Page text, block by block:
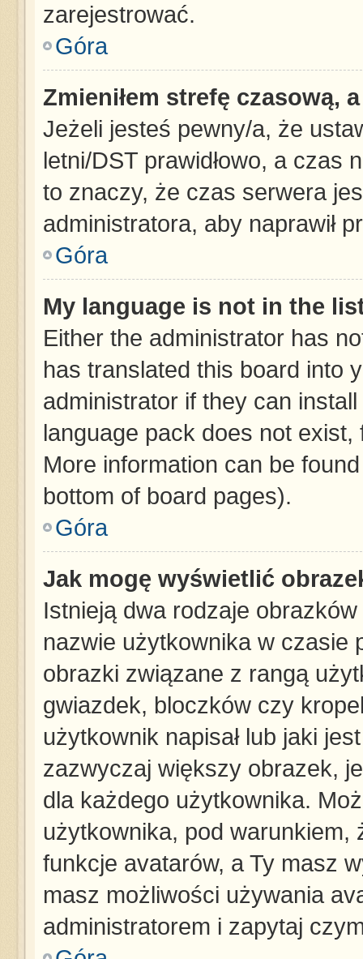
zarejestrować.
Góra
Zmieniłem strefę czasową,
Jeżeli jesteś pewny/a, że
letni/DST prawidłowo, a czas
to znaczy, że czas serwera
administratora, aby naprawił
Góra
My language is not in the
Either the administrator has
has translated this board into
administrator if they can
language pack does not
More information can be
bottom of board pages).
Góra
Jak mogę wyświetlić
Istnieją dwa rodzaje
nazwie użytkownika w czasie
obrazki związane z rangą
gwiazdek, bloczków czy
użytkownik napisał lub jaki
zazwyczaj większy obrazek,
dla każdego użytkownika.
użytkownika, pod warunkiem,
funkcje avatarów, a Ty masz
masz możliwości używania
administratorem i zapytaj